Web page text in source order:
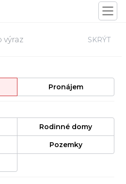
SKRÝT
Pronájem
Rodinné domy
Pozemky